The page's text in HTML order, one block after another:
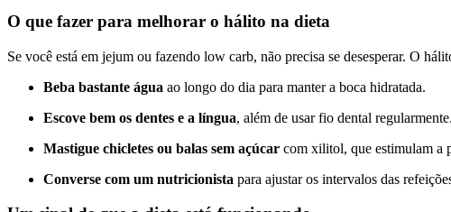
O que fazer para melhorar o hálito na dieta
Se você está em jejum ou fazendo low carb, não precisa se desesperar. O
Beba bastante água ao longo do dia para manter a boca hidratada.
Escove bem os dentes e a língua, além de usar fio dental regularmente.
Mastigue chicletes ou balas sem açúcar com xilitol, que estimulam a
Converse com um nutricionista para ajustar os intervalos das